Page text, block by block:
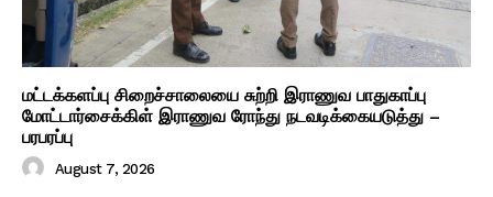
மட்டக்களப்பு சிறைச்சாலையை சுற்றி இராணுவ பாதுகாப்பு
மோட்டார்சைக்கிள் இராணுவ ரோந்து நடவடிக்கையடுத்து –
பரபரப்பு
August 7, 2026